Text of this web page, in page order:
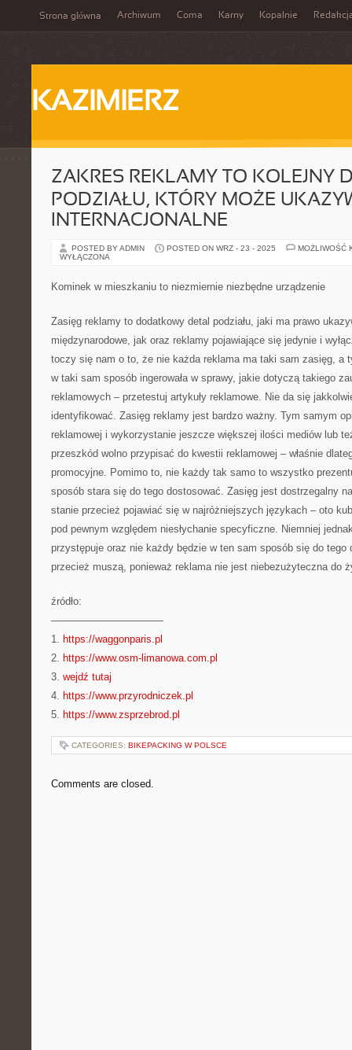
Strona główna Archiwum Coma Karny Kopalnie
KAZIMIERZ
ZAKRES REKLAMY TO KOLEJNY
PODZIAŁU, KTÓRY MOŻE
INTERNACJONALNE
POSTED BY ADMIN POSTED ON WRZ - 23 - 2025
MOŻLIWOŚĆ
WYŁĄCZONA
Kominek w mieszkaniu to niezmiernie niezbędne urządzenie
Zasięg reklamy to dodatkowy detal podziału, jaki ma prawo
międzynarodowe, jak oraz reklamy pojawiające się jedynie i
toczy się nam o to, że nie każda reklama ma taki sam zasięg, a
w taki sam sposób ingerowała w sprawy, jakie dotyczą takiego
reklamowych – przetestuj artykuły reklamowe. Nie da się
identyfikować. Zasięg reklamy jest bardzo ważny. Tym samym
reklamowej i wykorzystanie jeszcze większej ilości mediów lub
przeszkód wolno przypisać do kwestii reklamowej – właśnie
promocyjne. Pomimo to, nie każdy tak samo to wszystko
sposób stara się do tego dostosować. Zasięg jest dostrzegalny
stanie przecież pojawiać się w najróżniejszych językach – oto
pod pewnym względem niesłychanie specyficzne. Niemniej
przystępuje oraz nie każdy będzie w ten sam sposób się do tego
przecież muszą, ponieważ reklama nie jest niebezużyteczna do
źródło:
———————————
1. https://waggonparis.pl
2. https://www.osm-limanowa.com.pl
3. wejdź tutaj
4. https://www.przyrodniczek.pl
5. https://www.zsprzebrod.pl
CATEGORIES: BIKEPACKING W POLSCE
Comments are closed.